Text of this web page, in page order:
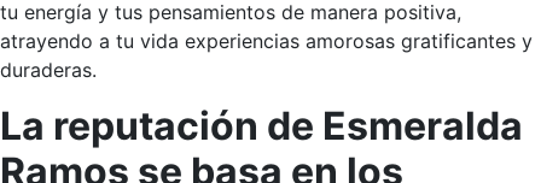
tu energía y tus pensamientos de manera positiva,
atrayendo a tu vida experiencias amorosas gratificantes y
duraderas.
La reputación de Esmeralda
Ramos se basa en los